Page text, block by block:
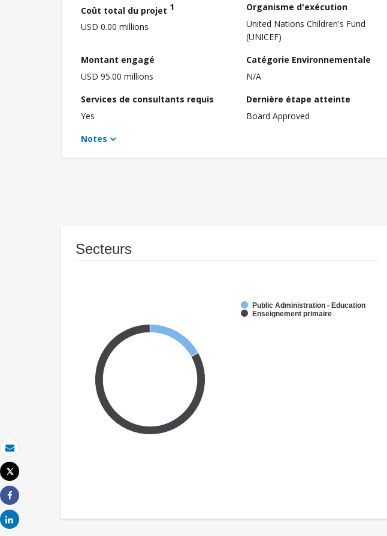
Email
Imprimer
Tweet
Share
Share
Coût total du projet 1
USD 0.00 millions
Organisme d'exécution
United Nations Children's Fund
(UNICEF)
Montant engagé
USD 95.00 millions
Catégorie Environnementale
N/A
Services de consultants requis
Yes
Dernière étape atteinte
Board Approved
Notes
Secteurs
Public Administration - Education
Enseignement primaire